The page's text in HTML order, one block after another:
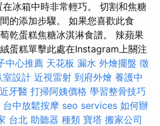
在冰箱中時非常輕巧。 切割和焦糖
的添加步驟。 如果您喜歡此食
乾蛋糕焦糖冰淇淋食譜。 辣蘋果
蛋糕單擊此處在Instagram上關注
中心推薦 天花板 漏水 外燴擺盤 徵
室設計 近視雷射 到府外燴 養護中
牙醫 打掃阿姨價格 學習整骨技巧
台中放鬆按摩 seo services 如何辦
台北 助聽器 種類 寶塔 搬家公司